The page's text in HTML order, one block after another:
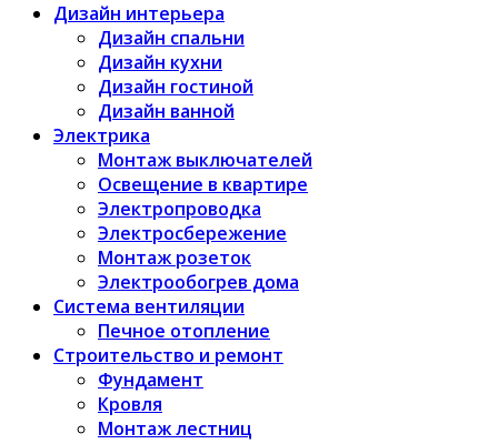
Дизайн интерьера
Дизайн спальни
Дизайн кухни
Дизайн гостиной
Дизайн ванной
Электрика
Монтаж выключателей
Освещение в квартире
Электропроводка
Электросбережение
Монтаж розеток
Электрообогрев дома
Система вентиляции
Печное отопление
Строительство и ремонт
Фундамент
Кровля
Монтаж лестниц